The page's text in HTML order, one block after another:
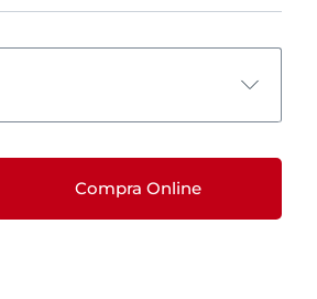
Compra Online